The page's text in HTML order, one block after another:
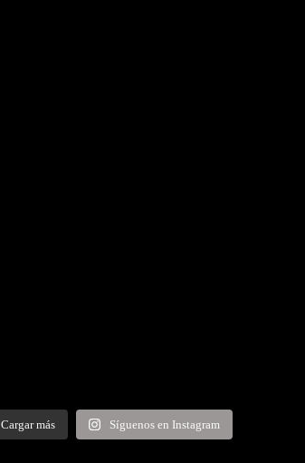
Cargar más Síguenos en Instagram